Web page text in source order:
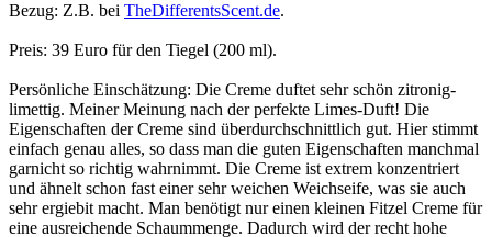
Bezug: Z.B. bei TheDifferentsScent.de.
Preis: 39 Euro für den Tiegel (200 ml).
Persönliche Einschätzung: Die Creme duftet sehr schön zitronig-
limettig. Meiner Meinung nach der perfekte Limes-Duft! Die
Eigenschaften der Creme sind überdurchschnittlich gut. Hier stimmt
einfach genau alles, so dass man die guten Eigenschaften manchmal
garnicht so richtig wahrnimmt. Die Creme ist extrem konzentriert
und ähnelt schon fast einer sehr weichen Weichseife, was sie auch
sehr ergiebit macht. Man benötigt nur einen kleinen Fitzel Creme für
eine ausreichende Schaummenge. Dadurch wird der recht hohe